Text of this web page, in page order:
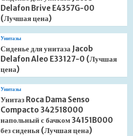
Delafon Brive E4357G-00
(Лучшая цена)
Унитазы
Сиденье для унитаза Jacob
Delafon Aleo E33127-0 (Лучшая
цена)
Унитазы
Унитаз Roca Dama Senso
Compacto 342518000
напольный с бачком 34151B000
без сиденья (Лучшая цена)